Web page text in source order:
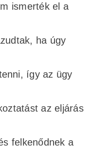
ismerték el a
ha úgy
így az ügy
az eljárás
felkenődnek a